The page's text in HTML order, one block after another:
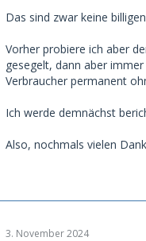
Das sind zwar keine
Vorher probiere ich aber
gesegelt, dann aber
Verbraucher permanent
Ich werde demnächst
Also, nochmals vielen Dank
3. November 2024